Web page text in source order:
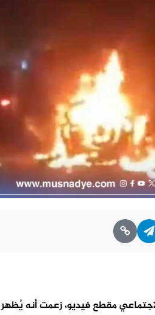
مقطع فيديو، زعمت أنه